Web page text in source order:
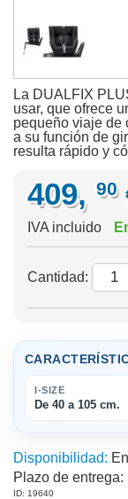
La DUALFIX
usar, que ofrece
pequeño viaje de
a su función de
resulta rápido y
409, 90
IVA incluido
Cantidad:
I-SIZE
De 40 a 105 cm.
Disponibilidad:
Plazo de entrega:
ID: 19640